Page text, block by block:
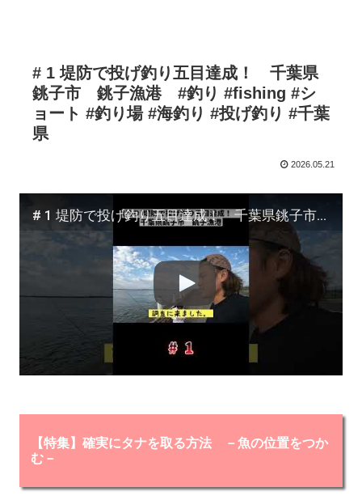
# 1 堤防で投げ釣り五目達成！ 千葉県
銚子市 銚子漁港 #釣り #fishing #シ
ョート #釣り場 #海釣り #投げ釣り #千葉
県
2026.05.21
# 1 堤防で投げ釣り五目達成！ 千葉県銚子市 銚子漁港 #釣り #fishing #ショート #釣り場 #海釣り #投げ釣り #千葉県
【特集】確実にタナを取る方法 －魚の位置をつか
む－